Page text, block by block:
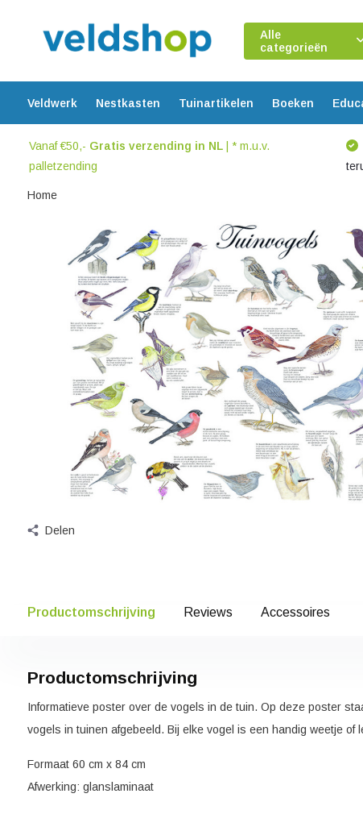
Alle
categorieën
Veldwerk Nestkasten Tuinartikelen Boeken
Vanaf €50,- Gratis verzending in NL| * m.u.v.
palletzending
Home
Delen
Productomschrijving Reviews Accessoires
Productomschrijving
Informatieve poster over de vogels in de tuin. Op deze poster
vogels in tuinen afgebeeld. Bij elke vogel is een handig weetje of
Formaat 60 cm x 84 cm
Afwerking: glanslaminaat